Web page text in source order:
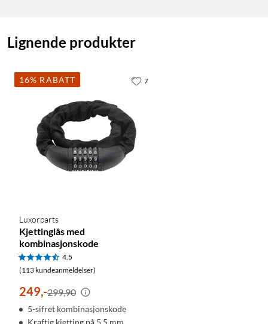
Lignende produkter
16% RABATT
Luxorparts
Kjettinglås med
kombinasjonskode
4.5
(113 kundeanmeldelser)
249,-299,90
5-sifret kombinasjonskode
7